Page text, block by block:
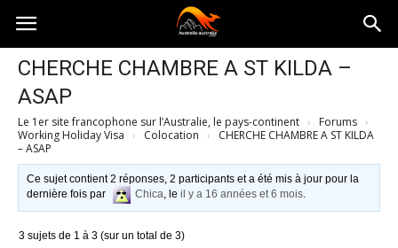
Australia-
australie.com
CHERCHE CHAMBRE A ST KILDA –
ASAP
Le 1er site francophone sur l’Australie, le pays-continent › Forums ›
Working Holiday Visa › Colocation ›
CHERCHE CHAMBRE A ST KILDA
– ASAP
Ce sujet contient 2 réponses, 2 participants et a été mis à jour pour la
dernière fois par
Chica, leil y a 16 années et 6 mois.
3 sujets de 1 à 3 (sur un total de 3)